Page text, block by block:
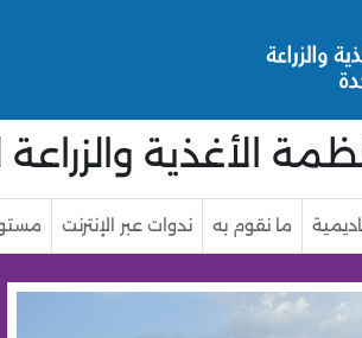
الأغذية والزراعة
ما نقوم به ندوات عبر الإنترنت